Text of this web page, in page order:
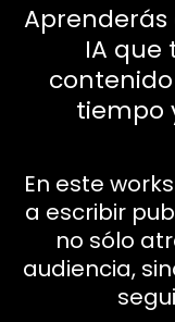
IA
tiempo
En este
a escribir
no sólo
audiencia,